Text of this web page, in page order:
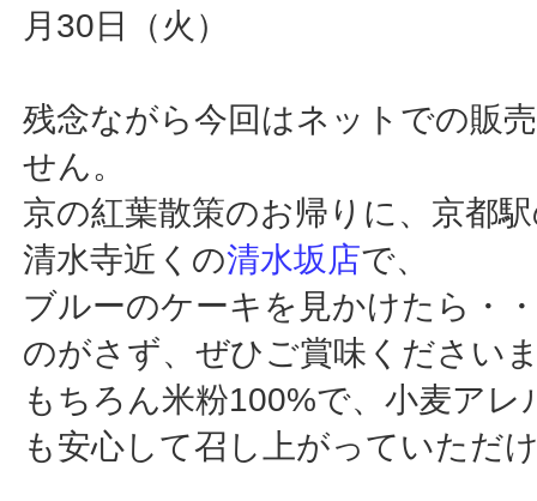
月30日（火）
残念ながら今回はネットでの販
せん。
京の紅葉散策のお帰りに、京都
清水寺近くの清水坂店で、
ブルーのケーキを見かけたら・
のがさず、ぜひご賞味ください
もちろん米粉100%で、小麦アレ
も安心して召し上がっていただ